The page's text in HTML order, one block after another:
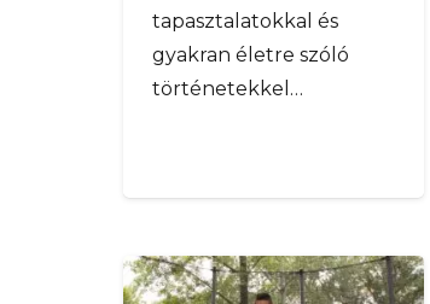
tapasztalatokkal és
gyakran életre szóló
történetekkel…